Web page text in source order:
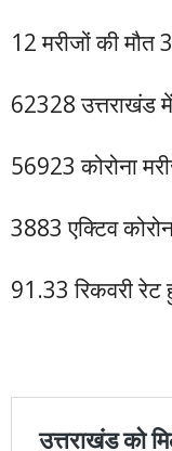
12 मरीजों की मौत
62328
56923 कोरोना
3883 एक्टिव
91.33 रिकवरी